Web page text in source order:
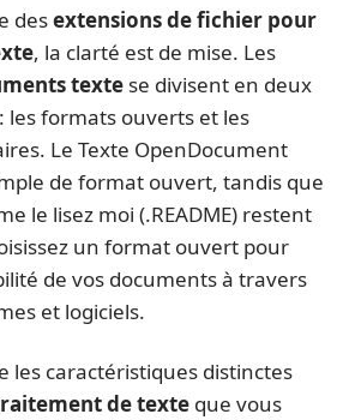
desextensions de fichier pour
, la clarté est de mise. Les
texte se divisent en deux
les formats ouverts et les
Le Texte OpenDocument
de format ouvert, tandis que
le lisez moi (.README) restent
un format ouvert pour
de vos documents à travers
et logiciels.
les caractéristiques distinctes
de texte que vous